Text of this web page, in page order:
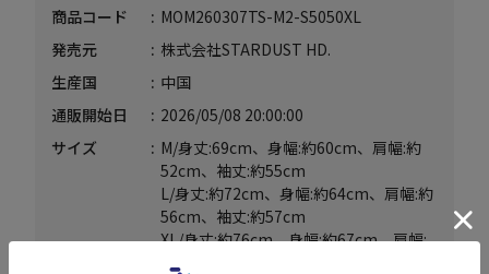
商品コード
MOM260307TS-M2-S5050XL
発売元
株式会社STARDUST HD.
生産国
中国
通販開始日
2026/05/08 20:00:00
サイズ
M/身丈:69cm、身幅:約60cm、肩幅:約
52cm、袖丈:約55cm
L/身丈:約72cm、身幅:約64cm、肩幅:約
56cm、袖丈:約57cm
XL/身丈:約76cm、身幅:約67cm、肩幅:
約59cm、袖丈:約59cm